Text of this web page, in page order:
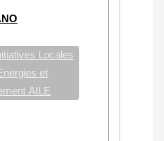
Locales
et
AILE